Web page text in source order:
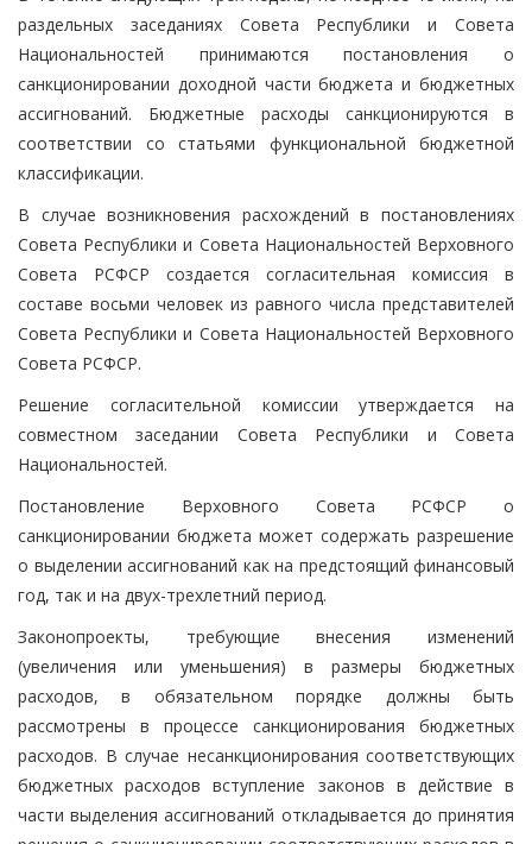
раздельных заседаниях Совета Республики и Совета
Национальностей принимаются постановления о
санкционировании доходной части бюджета и бюджетных
ассигнований. Бюджетные расходы санкционируются в
соответствии со статьями функциональной бюджетной
классификации.
В случае возникновения расхождений в постановлениях
Совета Республики и Совета Национальностей Верховного
Совета РСФСР создается согласительная комиссия в
составе восьми человек из равного числа представителей
Совета Республики и Совета Национальностей Верховного
Совета РСФСР.
Решение согласительной комиссии утверждается на
совместном заседании Совета Республики и Совета
Национальностей.
Постановление Верховного Совета РСФСР о
санкционировании бюджета может содержать разрешение
о выделении ассигнований как на предстоящий финансовый
год, так и на двух-трехлетний период.
Законопроекты, требующие внесения изменений
(увеличения или уменьшения) в размеры бюджетных
расходов, в обязательном порядке должны быть
рассмотрены в процессе санкционирования бюджетных
расходов. В случае несанкционирования соответствующих
бюджетных расходов вступление законов в действие в
части выделения ассигнований откладывается до принятия